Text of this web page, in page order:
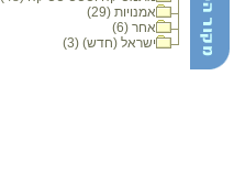
אמנויות (29)
אחר (6)
ישראל (חדש) (3)